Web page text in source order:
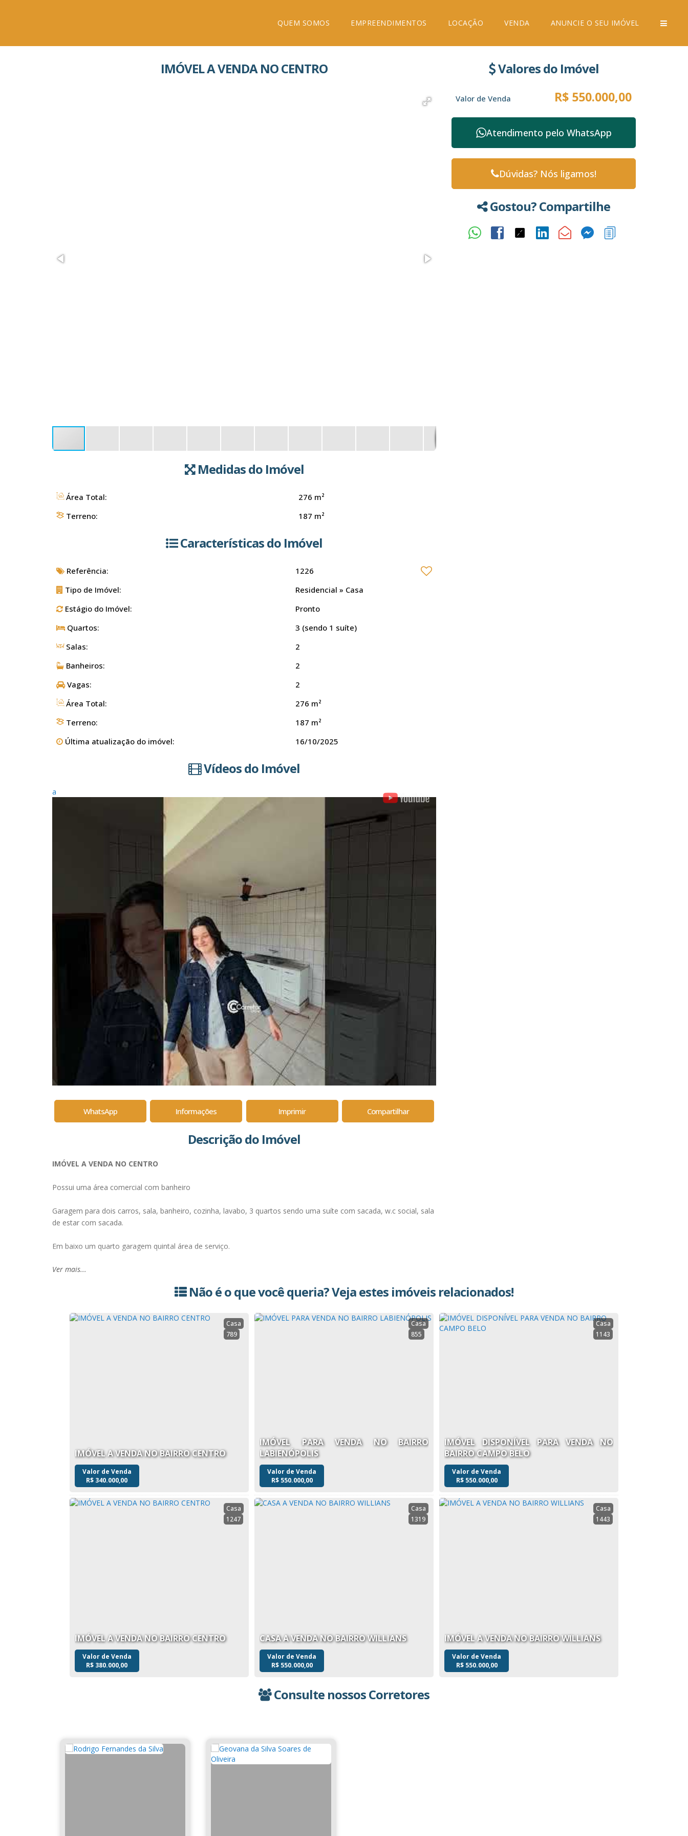
ANUNCIE O SEU IMÓVEL
VENDA
LOCAÇÃO
EMPREENDIMENTOS
QUEM SOMOS
IMÓVEL A VENDA NO CENTRO
Medidas do Imóvel
Área Total:
276 m²
Terreno:
187 m²
Características do Imóvel
Referência:
1226
Tipo de Imóvel:
Residencial » Casa
Estágio do Imóvel:
Pronto
Quartos:
3 (sendo 1 suíte)
Salas:
2
Banheiros:
2
Vagas:
2
Área Total:
276 m²
Terreno:
187 m²
Última atualização do imóvel:
16/10/2025
Vídeos do Imóvel
a
WhatsApp Informações Imprimir Compartilhar
Descrição do Imóvel
IMÓVEL A VENDA NO CENTRO
Possui uma área comercial com banheiro
Garagem para dois carros, sala, banheiro, cozinha, lavabo, 3 quartos sendo uma suíte com sacada, w.c social, sala
de estar com sacada.
Em baixo um quarto garagem quintal área de serviço.
Ver mais...
Valores do Imóvel
R$ 550.000,00
Valor de Venda
Atendimento pelo WhatsApp
Dúvidas? Nós ligamos!
Gostou? Compartilhe
Não é o que você queria? Veja estes imóveis relacionados!
IMÓVEL A VENDA NO BAIRRO CENTRO
789
Casa
R$ 340.000,00
Valor de Venda
IMÓVEL PARA VENDA NO BAIRRO
LABIENÓPOLIS
855
Casa
R$550.000,00
Valor de Venda
IMÓVEL DISPONÍVEL PARA VENDA NO
BAIRRO CAMPO BELO
1143
Casa
R$550.000,00
Valor de Venda
IMÓVEL A VENDA NO BAIRRO CENTRO
1247
Casa
R$ 380.000,00
Valor de Venda
CASA A VENDA NO BAIRRO WILLIANS
1319
Casa
R$550.000,00
Valor de Venda
IMÓVEL A VENDA NO BAIRRO WILLIANS
1443
Casa
R$550.000,00
Valor de Venda
Consulte nossos Corretores